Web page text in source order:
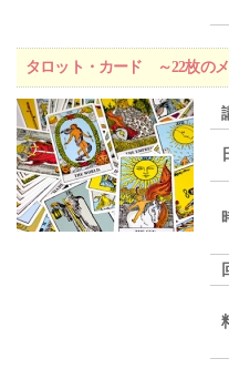
タロット・カード ～22枚の